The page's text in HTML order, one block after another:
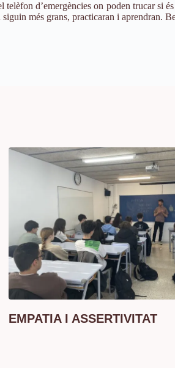
d’emergències on poden trucar si
més grans, practicaran i aprendran.
EMPATIA I ASSERTIVITAT